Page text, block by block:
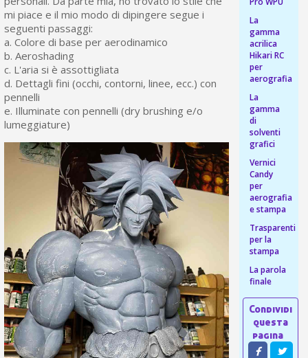
mi piace e il mio modo di dipingere segue i
seguenti passaggi:
a. Colore di base per aerodinamico
b. Aeroshading
c. L'aria si è assottigliata
d. Dettagli fini (occhi, contorni, linee, ecc.) con
pennelli
e. Illuminate con pennelli (dry brushing e/o
lumeggiature)
La
gamma
acrilica
Hikari RC
per
aerografia
La
gamma
di
solventi
grafici
Vernici
Candy
per
aerografia
e stampa
Trasparenti
per la
stampa
La parola
finale